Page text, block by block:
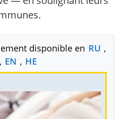
disponible en RU ,
, EN , HE